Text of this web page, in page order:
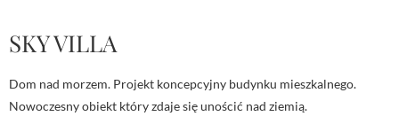
SKY VILLA
Dom nad morzem. Projekt koncepcyjny budynku mieszkalnego.
Nowoczesny obiekt który zdaje się unościć nad ziemią.